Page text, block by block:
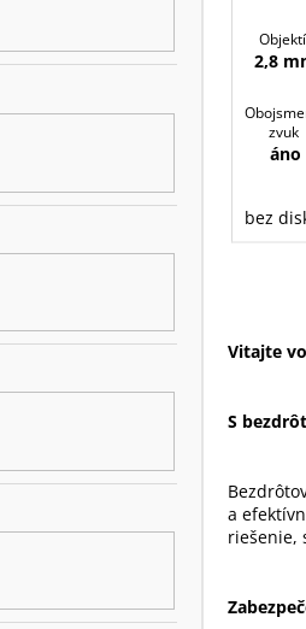
2,8
zvuk
áno
bez
Vitajte
S
a
riešenie,